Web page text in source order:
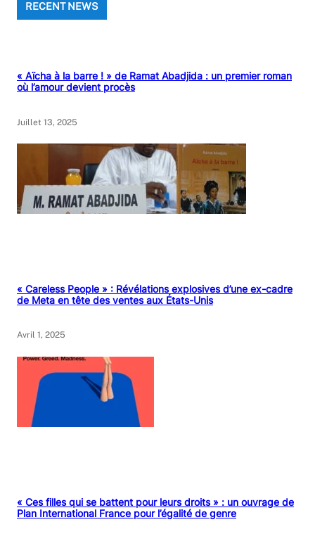
RECENT NEWS
« Aïcha à la barre ! » de Ramat Abadjida : un premier roman
où l’amour devient procès
Juillet 13, 2025
« Careless People » : Révélations explosives d’une ex-cadre
de Meta en tête des ventes aux États-Unis
Avril 1, 2025
« Ces filles qui se battent pour leurs droits » : un ouvrage de
Plan International France pour l’égalité de genre